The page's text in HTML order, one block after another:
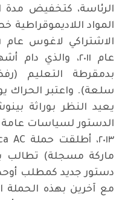
الرئاسة، كتخفيض مدة
المواد اللاديموقراطية
عام ٢٠١١، والذي
بدمقرطة التعليم
سلعة). واعتبر الحراك
يعيد النظر بوراثة
الدستور لسياسات عامة
ماركة مسجلة) تطالب
دستور جديد كمطلب
مع آخرين بهذه الحملة